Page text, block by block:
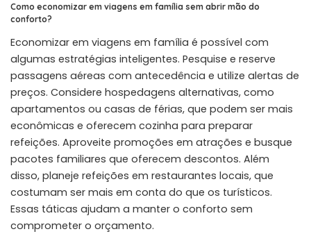
Como economizar em viagens em família sem abrir mão do
conforto?
Economizar em viagens em família é possível com
algumas estratégias inteligentes. Pesquise e reserve
passagens aéreas com antecedência e utilize alertas de
preços. Considere hospedagens alternativas, como
apartamentos ou casas de férias, que podem ser mais
econômicas e oferecem cozinha para preparar
refeições. Aproveite promoções em atrações e busque
pacotes familiares que oferecem descontos. Além
disso, planeje refeições em restaurantes locais, que
costumam ser mais em conta do que os turísticos.
Essas táticas ajudam a manter o conforto sem
comprometer o orçamento.